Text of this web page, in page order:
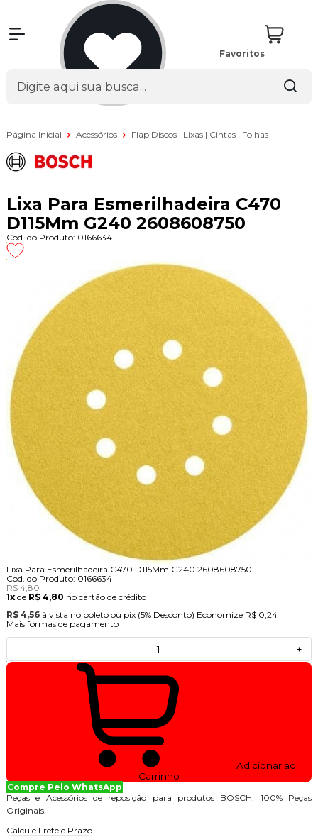
Favoritos
Página Inicial Acessórios Flap Discos | Lixas | Cintas | Folhas
Lixa Para Esmerilhadeira C470
D115Mm G240 2608608750
Cod. do Produto: 0166634
Lixa Para Esmerilhadeira C470 D115Mm G240 2608608750
Cod. do Produto: 0166634
R$ 4,80
1xde R$ 4,80 no cartão de crédito
R$ 4,56 à vista no boleto ou pix (5% Desconto) Economize R$ 0,24
Mais formas de pagamento
- +
Adicionar ao
Carrinho
Compre Pelo WhatsApp
Peças e Acessórios de reposição para produtos BOSCH. 100% Peças
Originais.
Calcule Frete e Prazo